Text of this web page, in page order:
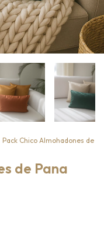
Pack Chico Almohadones de
de Pana